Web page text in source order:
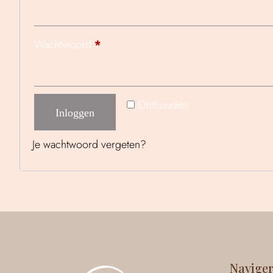
Wachtwoord *
Onthouden
Inloggen
Je wachtwoord vergeten?